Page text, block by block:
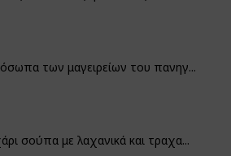
των μαγειρείων του πανηγ...
σούπα με λαχανικά και τραχα...